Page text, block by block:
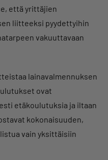
että yrittäjien
liitteeksi pyydettyihin
vakuuttavaan
lainavalmennuksen
ovat
etäkoulutuksia ja iltaan
kokonaisuuden,
vain yksittäisiin